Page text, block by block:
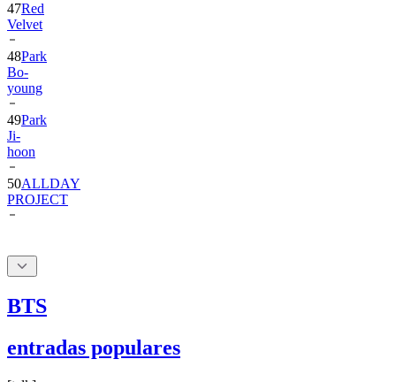
47Red
Velvet
48Park
Bo-
young
49Park
Ji-
hoon
50ALLDAY
PROJECT
BTS
entradas populares